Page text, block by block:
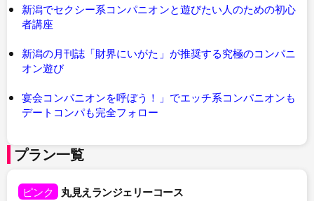
新潟でセクシー系コンパニオンと遊びたい人のための初心
者講座
新潟の月刊誌「財界にいがた」が推奨する究極のコンパニ
オン遊び
宴会コンパニオンを呼ぼう！」でエッチ系コンパニオンも
デートコンパも完全フォロー
プラン一覧
ピンク 丸見えランジェリーコース